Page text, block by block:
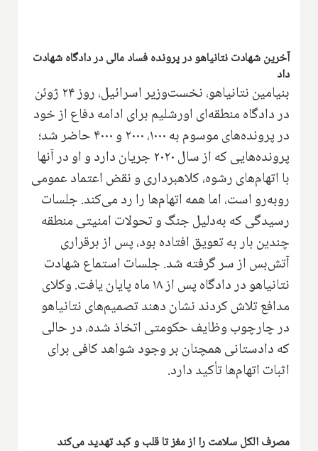
آخرین شهادت نتانیاهو در پرونده فساد مالی در دادگاه شهادت
داد
بنیامین نتانیاهو، نخست‌وزیر اسرائیل، روز ۲۴ ژوئن
در دادگاه منطقه‌ای اورشلیم برای ادامه دفاع از خود
در پرونده‌های موسوم به ۱۰۰۰، ۲۰۰۰ و ۴۰۰۰ حاضر شد؛
پرونده‌هایی که از سال ۲۰۲۰ جریان دارد و او در آنها
با اتهام‌های رشوه، کلاهبرداری و نقض اعتماد عمومی
روبه‌رو است، اما همه اتهام‌ها را رد می‌کند. جلسات
رسیدگی که به‌دلیل جنگ و تحولات امنیتی منطقه
چندین بار به تعویق افتاده بود، پس از برقراری
آتش‌بس از سر گرفته شد. جلسات استماع شهادت
نتانیاهو در دادگاه پس از ۱۸ ماه پایان یافت. وکلای
مدافع تلاش کردند نشان دهند تصمیم‌های نتانیاهو
در چارچوب وظایف حکومتی اتخاذ شده، در حالی
که دادستانی همچنان بر وجود شواهد کافی برای
اثبات اتهام‌ها تأکید دارد.
مصرف الکل سلامت را از مغز تا قلب و کبد تهدید می‌کند